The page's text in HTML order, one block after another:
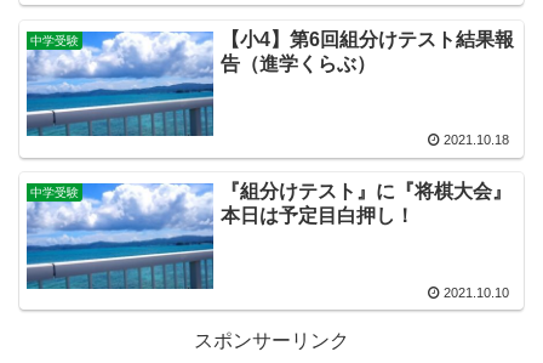
中学受験
【小4】第6回組分けテスト結果報
告（進学くらぶ）
2021.10.18
中学受験
『組分けテスト』に『将棋大会』
本日は予定目白押し！
2021.10.10
スポンサーリンク